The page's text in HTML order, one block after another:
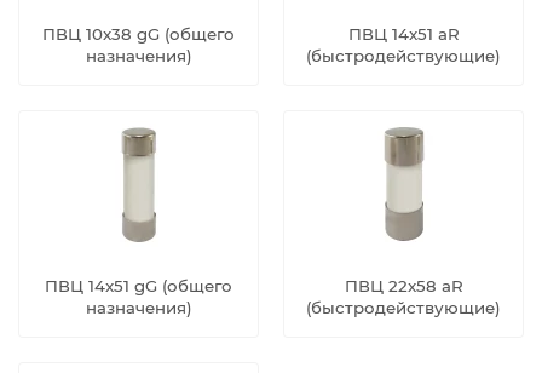
ПВЦ 10x38 gG (общего
назначения)
ПВЦ 14x51 aR
(быстродействующие)
ПВЦ 14x51 gG (общего
назначения)
ПВЦ 22x58 aR
(быстродействующие)